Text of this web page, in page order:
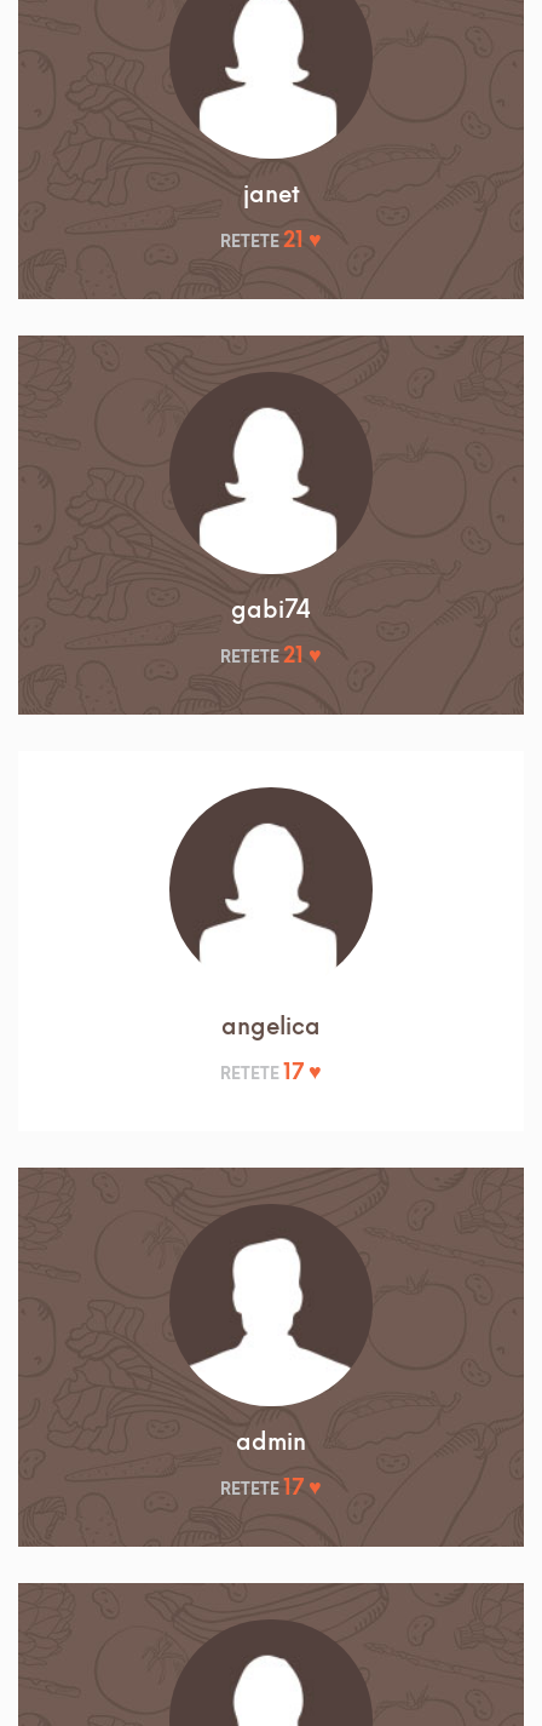
janet
RETETE 21 ♥
gabi74
RETETE 21 ♥
angelica
RETETE 17 ♥
admin
RETETE 17 ♥